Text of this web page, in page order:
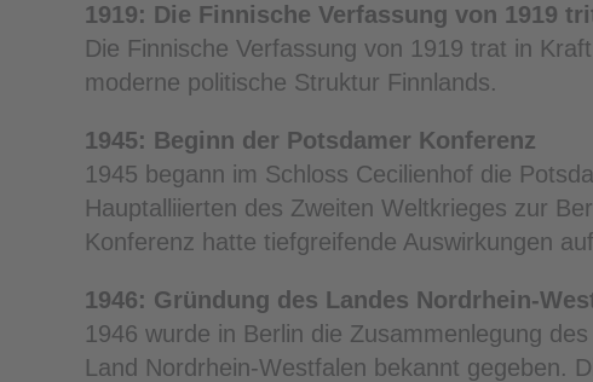
1919: Die Finnische Verfassung von 1919
Die Finnische Verfassung von 1919 trat in
moderne politische Struktur Finnlands.
1945: Beginn der Potsdamer Konferenz
1945 begann im Schloss Cecilienhof die
Hauptalliierten des Zweiten Weltkrieges zur
Konferenz hatte tiefgreifende Auswirkungen
1946: Gründung des Landes Nordrhein-
1946 wurde in Berlin die Zusammenlegung
Land Nordrhein-Westfalen bekannt gegeben.